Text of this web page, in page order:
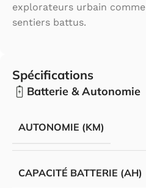
explorateurs urbain
sentiers battus.
Spécifications
Batterie & Autonomie
AUTONOMIE (KM)
CAPACITÉ BATTERIE (AH)